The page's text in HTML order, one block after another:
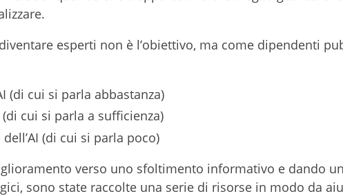
esperti non è l’obiettivo, ma come dipendenti
(di cui si parla abbastanza)
cui si parla a sufficienza)
(di cui si parla poco)
verso uno sfoltimento informativo e dando
sono state raccolte una serie di risorse in modo da